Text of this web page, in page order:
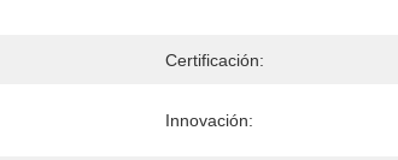
Certificación:
Innovación: